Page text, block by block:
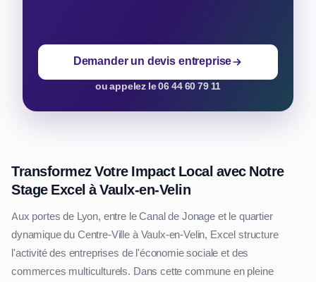
Demander un devis entreprise
ou appelez le 06 44 60 79 11
Transformez Votre Impact Local avec Notre
Stage Excel à Vaulx-en-Velin
Aux portes de Lyon, entre le Canal de Jonage et le quartier
dynamique du Centre-Ville à Vaulx-en-Velin, Excel structure
l'activité des entreprises de l'économie sociale et des
commerces multiculturels. Dans cette commune en pleine